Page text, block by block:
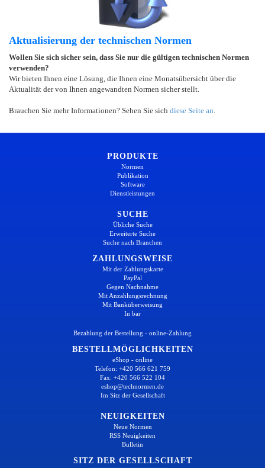
Aktualisierung der technischen Normen
Wollen Sie sich sicher sein, dass Sie nur die gültigen technischen Normen
verwenden?
Wir bieten Ihnen eine Lösung, die Ihnen eine Monatsübersicht über die
Aktualität der von Ihnen angewandten Normen sicher stellt.
Brauchen Sie mehr Informationen? Sehen Sie sich diese Seite an
PRODUKTE
Normen
Publikation
Software
Dienstleistungen
SUCHE
Übliche Suche
Erweiterte Suche
Suche nach Branchen
ZAHLUNGSWEISE
Mit der Zahlungskarte
PayPal
Gegen Nachnahme
Mit Anzahlungsrechnung
Mit Banküberweisung
In bar
Bezahlung der Bestellung - online-Zahlung
BESTELLMÖGLICHKEITEN
eShop - online
Telefon: +420 566 621 759
Fax: +420 566 522 104
eshop@technormen.de
Im Sitz der Gesellschaft
NEUIGKEITEN
Neue Normen
RSS Neuigkeiten
Bulletin
SITZ DER GESELLSCHAFT